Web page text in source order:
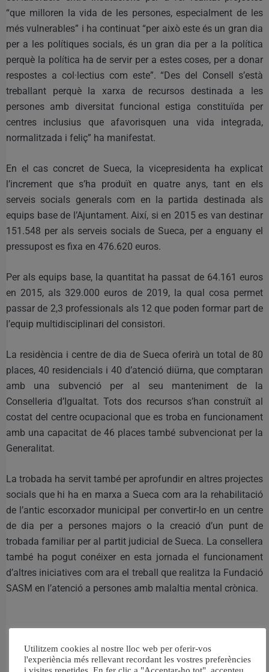
“que milloren la vida de les persones, especialment de les
més vulnerables” i ha continuat “per això este és un gran dia
per a les polítiques socials, és un gran dia per a la política
perquè la política ha de servir per a estes coses, per a donar
respostes a col·lectius com este”. “Des del Consell s’està
treballant perquè la xarxa de recursos destinada a les
persones amb diversitat funcional estiga constituïda per
centres inclusius que afavorisquen una vida integrada,
normalitzada i feliç” ha manifestat.
En el cas concret de Sueca, la vicepresidenta ha explicat
l’increment que s’ha produït en quatre anys, tant en els
serveis socials generals com en la partida destinada als
equips base de l’Ajuntament. Així, si en 2015 es van destinar
151.548 per als serveis socials de Sueca, per a enguany el
pressupost es fixa en 476.620 euros.
Per als equips base, la quantitat ha passat de 64.161 euros
en 2015, als 329.000 euros de 2019, la qual cosa permet
passar de 2,3 professionals als 12 que poden formar part de
l’equip multidisciplinari del consistori.
La residència i centre de dia de Sueca oferirà un total de 80
places, 40 residencials i 40 d’atenció diürna, que comptaran
amb una subvenció per al seu manteniment de la
Conselleria d’Igualtat. Tots dos recursos s’han construït al
costat del centre ocupacional que es troba en funcionament
amb una capacitat de 46 places també subvencionat per la
Generalitat.
La trobada ha servit també per aprofundir en altres projectes
socials que hi ha en marxa a Sueca com ara la rehabilitació
de l’antic escorxador municipal per convertir-lo en un centre
de dia per a persones majors o la creació d’un punt de
trobada familiar per al partit judicial de Sueca. La consellera
també ha pogut conéixer en esta jornada el funcionament
d’altres iniciatives com ara el treball que realitza la Fundació
SASM en l’atenció a persones amb malaltia mental crònica.
RELACIONAT
Utilitzem cookies al nostre lloc web per oferir-vos
l'experiència més rellevant recordant les vostres preferències
i visites repetides. En fer clic a "Acceptar-ho tot", accepteu